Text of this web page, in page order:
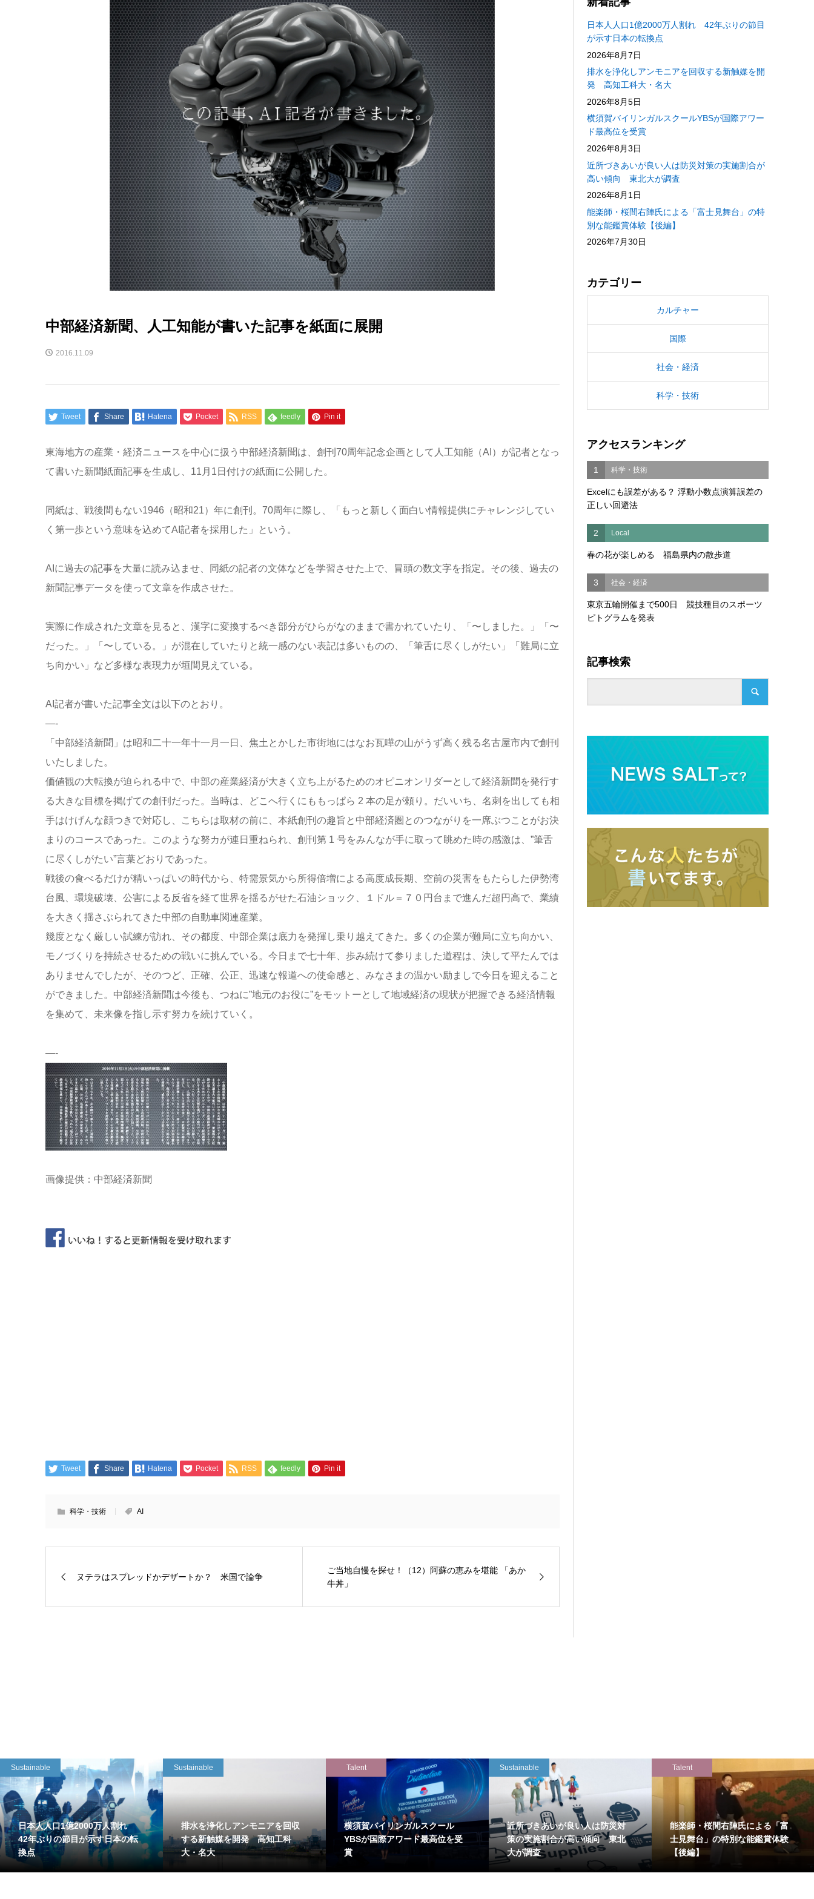
中部経済新聞、人工知能が書いた記事を紙面に展開
2016.11.09
Tweet Share Hatena Pocket RSS feedly Pin it
東海地方の産業・経済ニュースを中心に扱う中部経済新聞は、創刊70周年記念企画として人工知能（AI）が記者となっ
て書いた新聞紙面記事を生成し、11月1日付けの紙面に公開した。
同紙は、戦後間もない1946（昭和21）年に創刊。70周年に際し、「もっと新しく面白い情報提供にチャレンジしてい
く第一歩という意味を込めてAI記者を採用した」という。
AIに過去の記事を大量に読み込ませ、同紙の記者の文体などを学習させた上で、冒頭の数文字を指定。その後、過去の
新聞記事データを使って文章を作成させた。
実際に作成された文章を見ると、漢字に変換するべき部分がひらがなのままで書かれていたり、「〜しました。」「〜
だった。」「〜している。」が混在していたりと統一感のない表記は多いものの、「筆舌に尽くしがたい」「難局に立
ち向かい」など多様な表現力が垣間見えている。
AI記者が書いた記事全文は以下のとおり。
—-
「中部経済新聞」は昭和二十一年十一月一日、焦土とかした市街地にはなお瓦嘩の山がうず高く残る名古屋市内で創刊
いたしました。
価値観の大転換が迫られる中で、中部の産業経済が大きく立ち上がるためのオピニオンリダーとして経済新聞を発行す
る大きな目標を掲げての創刊だった。当時は、どこへ行くにももっぱら 2 本の足が頼り。だいいち、名刺を出しても相
手はけげんな顔つきで対応し、こちらは取材の前に、本紙創刊の趣旨と中部経済圏とのつながりを一席ぶつことがお決
まりのコースであった。このような努カが連日重ねられ、創刊第 1 号をみんなが手に取って眺めた時の感激は、”筆舌
に尽くしがたい”言葉どおりであった。
戦後の食べるだけが精いっぱいの時代から、特需景気から所得倍増による高度成長期、空前の災害をもたらした伊勢湾
台風、環境破壊、公害による反省を経て世界を揺るがせた石油ショック、１ドル＝７０円台まで進んだ超円高で、業績
を大きく揺さぶられてきた中部の自動車関連産業。
幾度となく厳しい試練が訪れ、その都度、中部企業は底力を発揮し乗り越えてきた。多くの企業が難局に立ち向かい、
モノづくりを持続させるための戦いに挑んでいる。今日まで七十年、歩み続けて参りました道程は、決して平たんでは
ありませんでしたが、そのつど、正確、公正、迅速な報道への使命感と、みなさまの温かい励ましで今日を迎えること
ができました。中部経済新聞は今後も、つねに”地元のお役に”をモットーとして地域経済の現状が把握できる経済情報
を集めて、未来像を指し示す努カを続けていく。
—-
画像提供：中部経済新聞
Tweet Share Hatena Pocket RSS feedly Pin it
科学・技術 AI
ヌテラはスプレッドかデザートか？ 米国で論争
ご当地自慢を探せ！（12）阿蘇の恵みを堪能 「あか
牛丼」
日本人人口1億2000万人割れ 42年ぶりの節目
が示す日本の転換点
2026年8月7日
排水を浄化しアンモニアを回収する新触媒を開
発 高知工科大・名大
2026年8月5日
横須賀バイリンガルスクールYBSが国際アワー
ド最高位を受賞
2026年8月3日
近所づきあいが良い人は防災対策の実施割合が
高い傾向 東北大が調査
2026年8月1日
能楽師・桜間右陣氏による「富士見舞台」の特
別な能鑑賞体験【後編】
2026年7月30日
カテゴリー
カルチャー
国際
社会・経済
科学・技術
アクセスランキング
1 科学・技術
Excelにも誤差がある？ 浮動小数点演算誤差の
正しい回避法
2 Local
春の花が楽しめる 福島県内の散歩道
3 社会・経済
東京五輪開催まで500日 競技種目のスポーツ
ピトグラムを発表
記事検索
Sustainable
日本人人口1億2000万人割れ
42年ぶりの節目が示す日本の転
換点
Sustainable
排水を浄化しアンモニアを回収
する新触媒を開発 高知工科
大・名大
Talent
横須賀バイリンガルスクール
YBSが国際アワード最高位を受
賞
Sustainable
近所づきあいが良い人は防災対
策の実施割合が高い傾向 東北
大が調査
Talent
能楽師・桜間右陣氏による「富
士見舞台」の特別な能鑑賞体験
【後編】